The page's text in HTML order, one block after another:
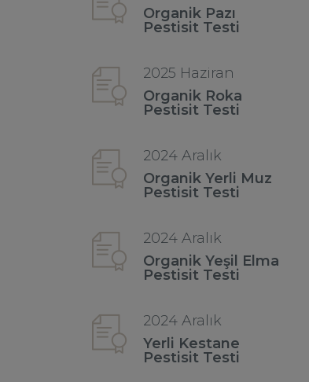
Organik Pazı
Pestisit Testi
2025 Haziran
Organik Roka
Pestisit Testi
2024 Aralık
Organik Yerli Muz
Pestisit Testi
2024 Aralık
Organik Yeşil Elma
Pestisit Testi
2024 Aralık
Yerli Kestane
Pestisit Testi